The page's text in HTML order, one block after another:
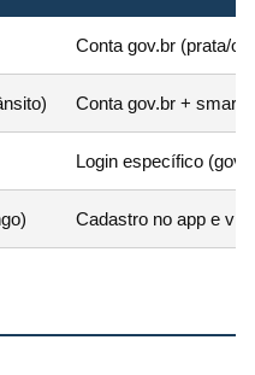
Conta gov.br (prata/
Conta gov.br +
Login específico
Cadastro no app e